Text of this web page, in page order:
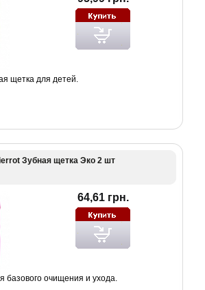
щетка для детей.
Зубная щетка Эко 2 шт
64,61 грн.
базового очищения и ухода.